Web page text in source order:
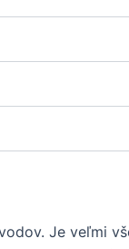
Je veľmi